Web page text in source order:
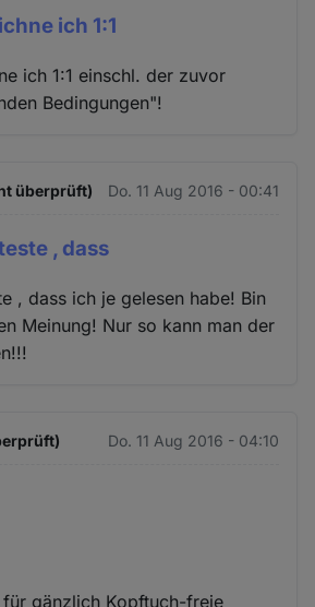
ich 1:1
ich 1:1 einschl. der zuvor
Bedingungen"!
überprüft) Do. 11 Aug 2016 - 00:41
, dass
, dass ich je gelesen habe! Bin
Meinung! Nur so kann man der
Do. 11 Aug 2016 - 04:10
gänzlich Kopftuch-freie